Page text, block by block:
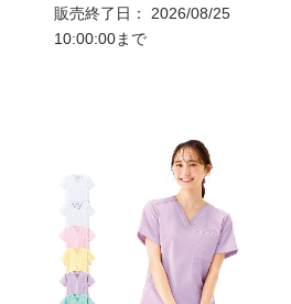
販売終了日： 2026/08/25
10:00:00まで